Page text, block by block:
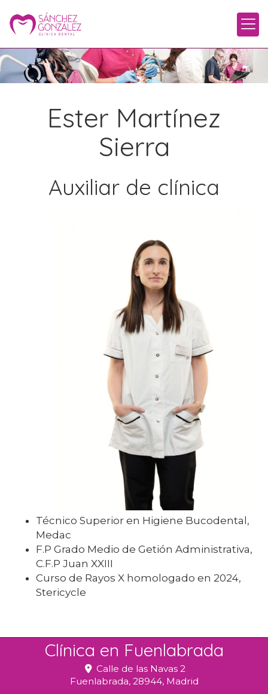
Ester Martínez
Sierra
Auxiliar de clínica
Técnico Superior en Higiene Bucodental,
Medac
F.P Grado Medio de Getión Administrativa,
C.F.P Juan XXIII
Curso de Rayos X homologado en 2024,
Stericycle
Clínica en Fuenlabrada
Calle de las Navas 2
Fuenlabrada, 28944, Madrid